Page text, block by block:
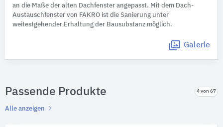
an die Maße der alten Dachfenster angepasst. Mit dem Dach-
Austauschfenster von FAKRO ist die Sanierung unter
weitestgehender Erhaltung der Bausubstanz möglich.
Galerie
Passende Produkte 4 von 67
Alle anzeigen